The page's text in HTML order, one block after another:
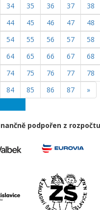
34 35 36 37 38
44 45 46 47 48
54 55 56 57 58
64 65 66 67 68
74 75 76 77 78
84 85 86 87 »
podpořen z